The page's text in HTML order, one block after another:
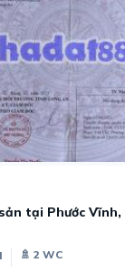
tại Phước Vĩnh,
🚿 2 WC